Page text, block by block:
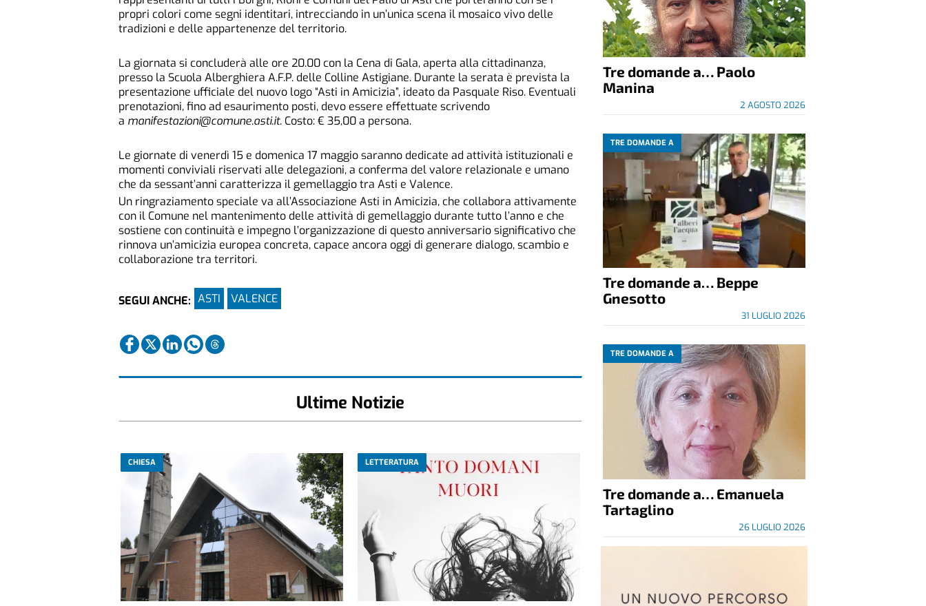
propri colori come segni identitari, intrecciando in un’unica scena il mosaico vivo delle
tradizioni e delle appartenenze del territorio.
La giornata si concluderà alle ore 20.00 con la Cena di Gala, aperta alla cittadinanza,
presso la Scuola Alberghiera A.F.P. delle Colline Astigiane. Durante la serata è prevista la
presentazione ufficiale del nuovo logo “Asti in Amicizia”, ideato da Pasquale Riso. Eventuali
prenotazioni, fino ad esaurimento posti, devo essere effettuate scrivendo
a manifestazioni@comune.asti.it. Costo: € 35,00 a persona.
Le giornate di venerdì 15 e domenica 17 maggio saranno dedicate ad attività istituzionali e
momenti conviviali riservati alle delegazioni, a conferma del valore relazionale e umano
che da sessant’anni caratterizza il gemellaggio tra Asti e Valence.
Un ringraziamento speciale va all’Associazione Asti in Amicizia, che collabora attivamente
con il Comune nel mantenimento delle attività di gemellaggio durante tutto l’anno e che
sostiene con continuità e impegno l’organizzazione di questo anniversario significativo che
rinnova un’amicizia europea concreta, capace ancora oggi di generare dialogo, scambio e
collaborazione tra territori.
SEGUI ANCHE: ASTI VALENCE
Ultime Notizie
CHIESA LETTERATURA
Tre domande a… Paolo
Manina
2 AGOSTO 2026
TRE DOMANDE A
Tre domande a… Beppe
Gnesotto
31 LUGLIO 2026
TRE DOMANDE A
Tre domande a… Emanuela
Tartaglino
26 LUGLIO 2026